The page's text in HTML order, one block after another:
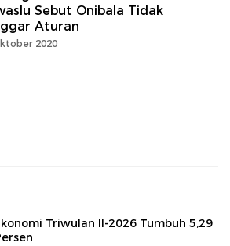
Sebut Onibala Tidak
Aturan
2020
Triwulan II-2026 Tumbuh 5,29